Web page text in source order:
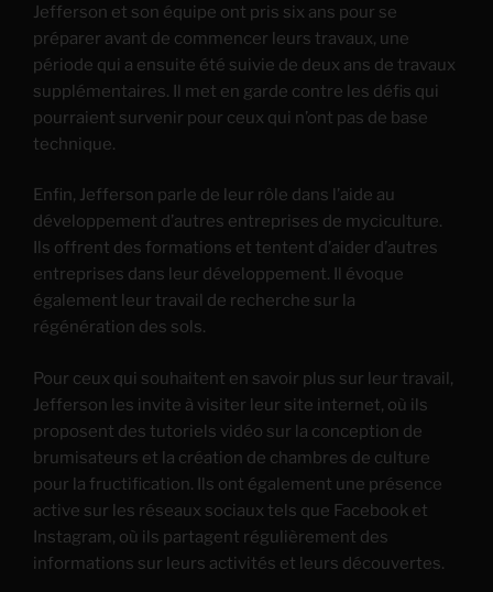
Jefferson et son équipe ont pris six ans pour se
préparer avant de commencer leurs travaux, une
période qui a ensuite été suivie de deux ans de travaux
supplémentaires. Il met en garde contre les défis qui
pourraient survenir pour ceux qui n’ont pas de base
technique.
Enfin, Jefferson parle de leur rôle dans l’aide au
développement d’autres entreprises de myciculture.
Ils offrent des formations et tentent d’aider d’autres
entreprises dans leur développement. Il évoque
également leur travail de recherche sur la
régénération des sols.
Pour ceux qui souhaitent en savoir plus sur leur travail,
Jefferson les invite à visiter leur site internet, où ils
proposent des tutoriels vidéo sur la conception de
brumisateurs et la création de chambres de culture
pour la fructification. Ils ont également une présence
active sur les réseaux sociaux tels que Facebook et
Instagram, où ils partagent régulièrement des
informations sur leurs activités et leurs découvertes.